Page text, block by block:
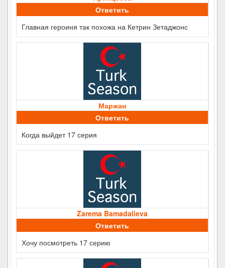
Ответить
Главная героиня так похожа на Кетрин Зетаджонс
Маржан
Ответить
Когда выйдет 17 серия
Zarema Bamadalieva
Ответить
Хочу посмотреть 17 серию